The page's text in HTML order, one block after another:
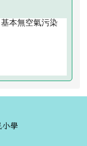
小學
dUx2GHvcPmq